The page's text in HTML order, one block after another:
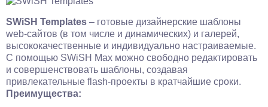
SWiSH Templates – готовые дизайнерские шаблоны
web-сайтов (в том числе и динамических) и галерей,
высококачественные и индивидуально настраиваемые.
С помощью SWiSH Max можно свободно редактировать
и совершенствовать шаблоны, создавая
привлекательные flash-проекты в кратчайшие сроки.
Преимущества: